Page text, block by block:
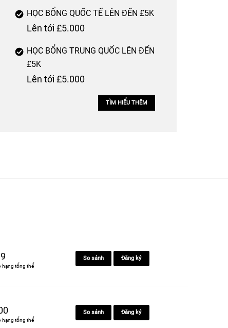
HỌC BỔNG QUỐC TẾ LÊN ĐẾN £5K
Lên tới £5.000
HỌC BỔNG TRUNG QUỐC LÊN ĐẾN
£5K
Lên tới £5.000
TÌM HIỂU THÊM
hạng tổng thể
So sánh Đăng ký
hạng tổng thể
So sánh Đăng ký